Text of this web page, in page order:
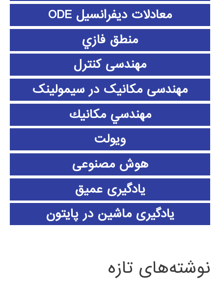
معادلات دیفرانسیل ODE
منطق فازي
مهندسی کنترل
مهندسی مکانیک در سیمولینک
مهندسي مكانيك
ویولت
هوش مصنوعی
یادگیری عمیق
یادگیری ماشین در پایتون
نوشته‌های تازه